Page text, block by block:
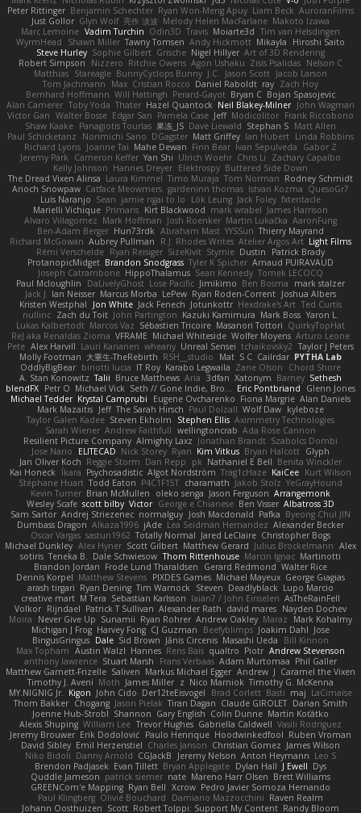
Peter Rittinger Benjamin Schechter Ryan Won-Meng Apuy Liam Beck AuroranFilms
Just Gollor Glyn Wolf 亮作 淡波 Melody Helen MacFarlane Makoto Izawa
Marc Lemoine Vadim Turchin Odin3D Travis Moiarte3d Tim van Helsdingen
WyrmHead
Shawn Miller Tawny Tomsen Andy Hickmott Mikayla
Hiroshi Saito
Steve Hurley Sophie Gilbert Grische Nigel Hillyer Art of 3D Rendering
Robert Simpson
Nizzero Ritchie Owens Agon Ushaku Zisis Psalidas Nelson C
Matthias Stareagle BunnyCyclops Bunny J.C. Jason Scott Jacob Larson
Tom Jachmann
Max Cristian Rocco Daniel Raboldt ray Zach Hoy
Bernhard Hoffmann Will Hattingh Perard-Gayot Bryan C Bojan Spasojevic
Alan Camerer Toby Yoda Thater Hazel Quantock Neil Blakey-Milner John Wagman
Victor Gan Walter Bosse Edgar San Pamela Case Jeff Modicolitor Frank Riccobono
Shaw Kaake Panagiotis Tourlas 果冻_JS Dave Liewald Stephan S Matt Allen
Paul Schicketanz
Norimichi Sano DGagster Matt Griffey Ian Hubert Linda Robbins
Richard Lyons Joanne Tai Mahe Dewan Finn Bear Ivan Sepulveda
Gabor Z
Jeremy Park
Cameron Keffer Yan Shi Ulrich Woehr Chris Li
Zachary Capalbo
Kelly Johnson Hannes Dreyer Elektrospy Buttered Side Down
The Dread Vixen Alinsa Laura Kimmel Timo Muraja Tom Norman Rodney Schmidt
Arioch Snowpaw Catface Meowmers gardeninn thomas Istvan Kozma QuesoGr7
Luis Naranjo Sean jamie ngai to lo Lök Leung Jack Foley fxtentacle
Marielli Vichique Primaris Kirt Blackwood mark wrabel James Harrison
Alvaro Villagomez Mark Hoffman Josh Roenker Martin Lukačka AaronFung
Ben-Adam Berger Hun73rdk Abraham Mast YYSSun Thierry Mayrand
Richard McGowan Aubrey Pullman R.J. Rhodes Writes Atelier Argos Art Light Films
Rémi Verschelde Ryan Reisiger SizeKivit Stymie Dustin
Patrick Brady
ProtanopicMidget Brandon Snodgrass Tyler K Spicher Arnaud PUIRAVAUD
Joseph Catrambone HippoThalamus Sean Kennedy Tomek LECOCQ
Paul Mcloughlin
DaLivelyGhost Lose Pacific Jimikimo Ben Bosma
mark stalzer
Jack J
Ian Neisser Marcus Morba LePew Ryan Roden-Corrent Joshua Albers
Kristen Westphal
Jon White Jack Fenech Jotunkottr Hexdrake's Art Ted Curtis
nullinc Zach du Toit John Partington Kazuki Kamimura Mark Boss Yaron L.
Lukas Kalbertodt Marcos Vaz Sébastien Tricoire Masanori Tottori QuirkyTopHat
ReJ aka Renaldas Zioma VFRAME Michael Whiteside Wolfer Moyens Arturo Leone
Pete Alex Harvill Lauri Kananen wheany Unreal Sensei tchaikovsky2 Taylor J Peters
Molly Footman 大重生-TheRebirth RSH__studio Mat S C Cailrdar PYTHA Lab
OddlyBigBear binotti lucia IT Roy Karabo Legwaila Zane Olson
Chord Shore
A. Stan Konowitz Talii Bruce Matthews Aria 3dfan Xatonym Barney Sethesh
blendFX Petr O Michael Vick Seth // Gone Indie, Bro... Eric Pontbriand
Glenn Jones
Michael Tedder Krystal Camprubi Eugene Ovcharenko Fiona Margrie Alan Daniels
Mark Mazaitis Jeff The Sarah Hirsch Paul Dolzall Wolf Daw kyleboze
Taylor Galen Kadee Steven Ekholm Stephen Ellis Aximmetry Technologies
Sarah Wiener Andrew Faithfull wellingtoncrab Ada Rose Cannon
Resilient Picture Company Almighty Laxz Jonathan Brandt Szabolcs Dombi
Jose Nario
ELITECAD Nick Storey Ryan Kim Vitkus Bryan Halcott Glyph
Jan Oliver Koch Reggie Storm Dan Repp pk Nathaniel E Bell Benita Winckler
Kai Honeck Íkara Psychosadistic Algot Nordström Trag1cHaze KaiCee Kurt Wilson
Stéphane Huart Todd Eaton P4C1F15T charamath Jakob Stolz YeGrayHound
Kevin Turner Brian McMullen oleko senga Jason Ferguson Arrangemonk
Wesley Scafe scott bilby Victor George e Chianese Ben Visser Albatross 3D
Sam Sartor Andrej Striezenec normalguy Josh Macdonald Pafka Byeong Chul JIN
Dumbass Dragon Alkaza1996 jAde Lea Seidman Hernandez Alexander Becker
Oscar Vargas sastun1962 Totally Normal Jared LeClaire Christopher Bogs
Michael Dunkley Alex Hyner Scott Gilbert Matthew Gerard Julius Brockelmann Alex
sotiris Teneka B. Dale Schwiesow Thom Rittenhouse Marcin Ignac Martinotti
Brandon Jordan Frode Lund Tharaldsen Gerard Redmond Walter Rice
Dennis Korpel Matthew Stevens PIXDES Games Michael Mayeux George Giagias
arash tirgari Ryan Dening Tim Warnock Steven Deadlyblack Lupo Marcio
creative mart M Tera Sebastian Karlsson Iaian7 / John Einselen AsTheRainFell
Volkor Rijndael Patrick T Sullivan Alexander Rath david mares Nayden Dochev
Moira
Never Give Up Sunamii Ryan Rohrer Andrew Oakley Maraz
Mark Kohalmy
Michigan J Frog Harvey Fong CJ Guzman Beefyblimps Joakim Dahl Jose
BingusGringus Dale Sid Brown Jānis Circenis Masashi Ueda
Bill Kinnon
Max Topham Austin Walzl Hannes Rens Bais qualtro Piotr Andrew Stevenson
anthony lawrence Stuart Marsh Frans Verbaas Adam Murtomaa Phil Galler
Matthew Garnett-Frizelle Saliven Markus Michael Egger Andrew J Caramel the Vixen
Timothy J. Aveni Moth James Miller z Nico Marniok Timothy G. McKenna
MY.NIGNIG Jr. Kigon John Cido Der12teEisvogel Brad Corlett Basti maj LaCimaise
Thom Bakker Chogang Jason Pielak Tiran Dagan Claude GIROLET Darian Smith
Joenne Hub-Strobl Shannon Gary English Colin Dunne Martin Koťátko
Alexis Shuping William Lee Trevor Hughes Gabriella Caldwell Vasili Rodriguez
Jeremy Brouwer Erik Dodolović Paulo Henrique Hoodwinkedfool Ruben Vroman
David Sibley Emil Herzenstiel Charles Janson Christian Gomez James Wilson
Niko Bidoli Danny Arnold CGJackB Jeremy Nelson Anton Heymann Leo S
Brendon Padjasek Evan Tillett Bryan Applegate Dylan Hall J Ewell Dys
Quddle Jameson patrick siemer nate Mareno Harr Olsen Brett Williams
GREENCom'e Mapping Ryan Bell Xcrow Pedro Javier Somoza Hernando
Paul Klingberg Olivié Bouchard Damiano Mazzocchini Raven Realm
Johann Oosthuizen Scott Robert Tolppi: Support My Content Randy Bloom